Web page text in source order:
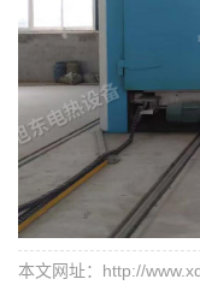
本文网址：http://